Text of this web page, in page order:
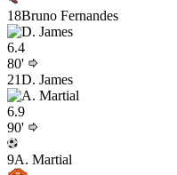
18Bruno Fernandes
6.4
80'
21D. James
6.9
90'
9A. Martial